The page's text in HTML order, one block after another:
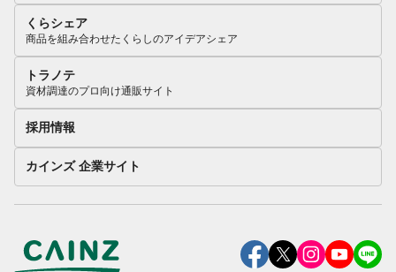
くらシェア
商品を組み合わせたくらしのアイデアシェア
トラノテ
資材調達のプロ向け通販サイト
採用情報
カインズ 企業サイト